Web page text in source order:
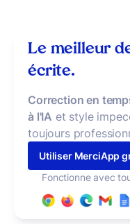
Le meilleur
écrite.
Correction en
à l'IA et style
toujours
Utiliser MerciApp
Fonctionne avec